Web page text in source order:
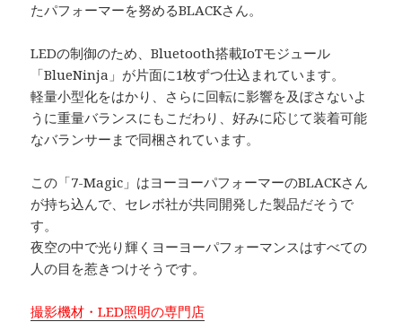
たパフォーマーを努めるBLACKさん。
LEDの制御のため、Bluetooth搭載IoTモジュール
「BlueNinja」が片面に1枚ずつ仕込まれています。
軽量小型化をはかり、さらに回転に影響を及ぼさないよ
うに重量バランスにもこだわり、好みに応じて装着可能
なバランサーまで同梱されています。
この「7-Magic」はヨーヨーパフォーマーのBLACKさん
が持ち込んで、セレボ社が共同開発した製品だそうで
す。
夜空の中で光り輝くヨーヨーパフォーマンスはすべての
人の目を惹きつけそうです。
撮影機材・LED照明の専門店